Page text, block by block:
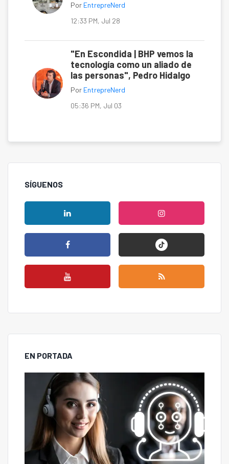
Por EntrepreNerd
12:33 PM, Jul 28
"En Escondida | BHP vemos la
tecnología como un aliado de
las personas", Pedro Hidalgo
Por EntrepreNerd
05:36 PM, Jul 03
SÍGUENOS
EN PORTADA